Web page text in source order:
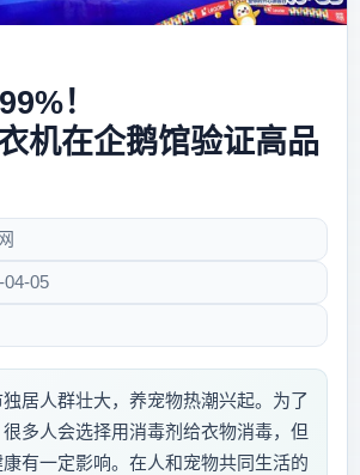
！
机在企鹅馆验证高品
04-05
居人群壮大，养宠物热潮兴起。为了
多人会选择用消毒剂给衣物消毒，但
有一定影响。在人和宠物共同生活的